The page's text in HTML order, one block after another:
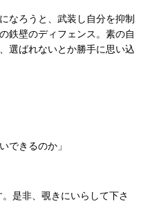
なろうと、武装し自分を抑制
鉄壁のディフェンス。素の自
選ばれないとか勝手に思い込
できるのか」
是非、覗きにいらして下さ